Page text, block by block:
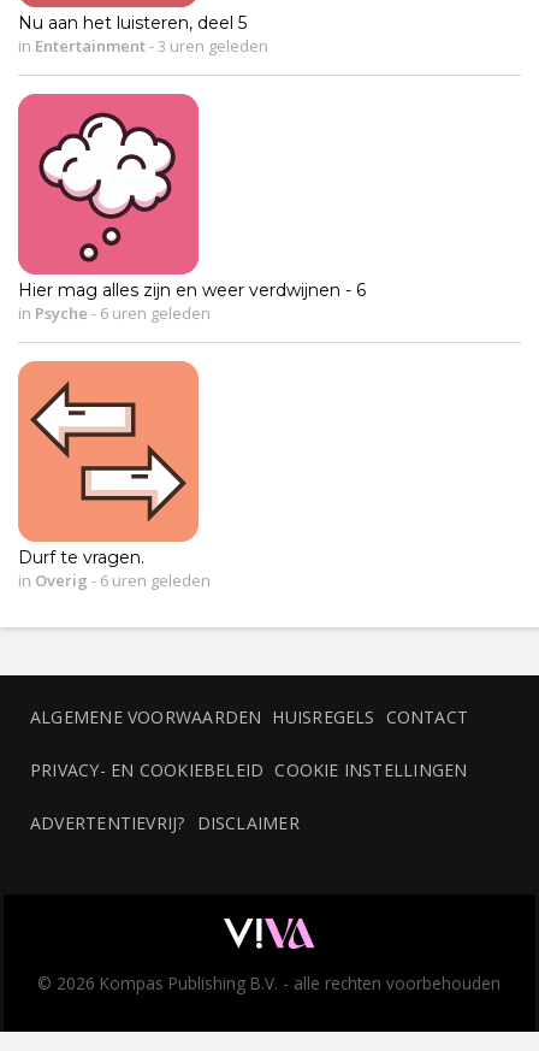
Nu aan het luisteren, deel 5
in Entertainment- 3 uren geleden
Hier mag alles zijn en weer verdwijnen - 6
in Psyche - 6 uren geleden
Durf te vragen.
in Overig - 6 uren geleden
ALGEMENE VOORWAARDEN HUISREGELS CONTACT
PRIVACY- EN COOKIEBELEID COOKIE INSTELLINGEN
ADVERTENTIEVRIJ? DISCLAIMER
© 2026 Kompas Publishing B.V. - alle rechten voorbehouden